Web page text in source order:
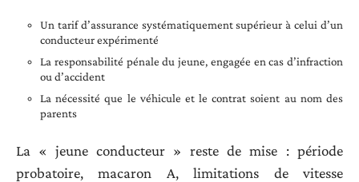
Un tarif d’assurance systématiquement supérieur à celui d’un
conducteur expérimenté
La responsabilité pénale du jeune, engagée en cas d’infraction
ou d’accident
La nécessité que le véhicule et le contrat soient au nom des
parents
La « jeune conducteur » reste de mise : période
probatoire, macaron A, limitations de vitesse